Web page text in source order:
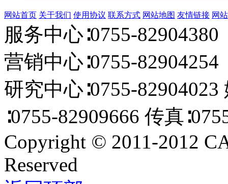
网站首页 关于我们 使用协议 联系方式 网站地图 友情链接 网
服务中心∶0755-
营销中心∶0755-
研究中心∶0755-
∶0755-82909666 传真
Copyright © 2011-2012
Reserved